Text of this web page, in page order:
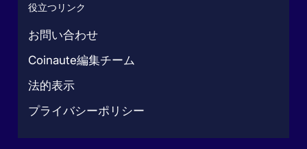
役立つリンク
お問い合わせ
Coinaute編集チーム
法的表示
プライバシーポリシー